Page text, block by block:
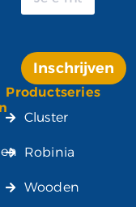
Inschrijven
Alternative:
Productseries
Cluster
Robinia
Wooden